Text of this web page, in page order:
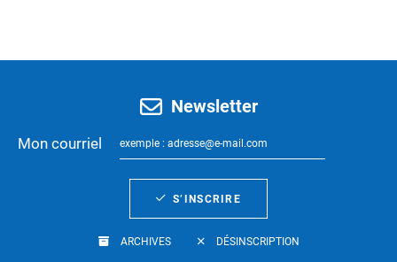
Newsletter
Mon courriel
S’INSCRIRE
ARCHIVES DÉSINSCRIPTION